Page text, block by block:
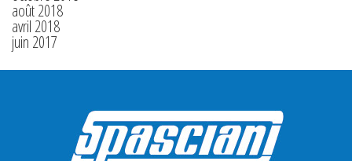
août 2018
avril 2018
juin 2017